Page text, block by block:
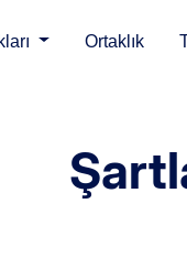
Ortaklık